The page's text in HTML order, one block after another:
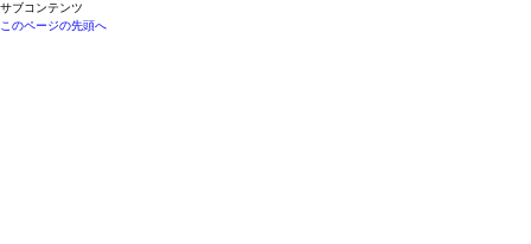
サブコンテンツ
このページの先頭へ